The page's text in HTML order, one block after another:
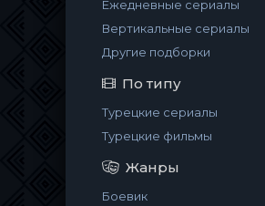
Ежедневные сериалы
Вертикальные сериалы
Другие подборки
По типу
Турецкие сериалы
Турецкие фильмы
Жанры
Боевик